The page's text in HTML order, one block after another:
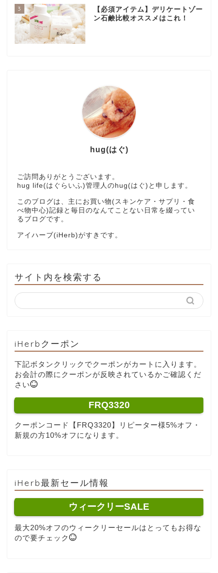
3
【必須アイテム】デリケートゾー
ン石鹸比較オススメはこれ！
hug(はぐ)
ご訪問ありがとうございます。
hug life(はぐらいふ)管理人のhug(はぐ)と申します。
このブログは、主にお買い物(スキンケア・サプリ・食
べ物中心)記録と毎日のなんてことない日常を綴ってい
るブログです。
アイハーブ(iHerb)がすきです。
サイト内を検索する
iHerbクーポン
下記ボタンクリックでクーポンがカートに入ります。
お会計の際にクーポンが反映されているかご確認くだ
さい
FRQ3320
クーポンコード【FRQ3320】リピーター様5%オフ・
新規の方10%オフになります。
iHerb最新セール情報
ウィークリーSALE
最大20%オフのウィークリーセールはとってもお得な
ので要チェック